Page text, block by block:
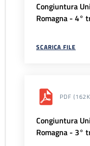
Congiuntura
Romagna - 4°
SCARICA FILE
PDF
Congiuntura
Romagna - 3°